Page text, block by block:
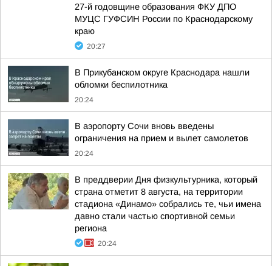
27-й годовщине образования ФКУ ДПО
МУЦС ГУФСИН России по Краснодарскому
краю
20:27
В Прикубанском округе Краснодара нашли
обломки беспилотника
20:24
В аэропорту Сочи вновь введены
ограничения на прием и вылет самолетов
20:24
В преддверии Дня физкультурника, который
страна отметит 8 августа, на территории
стадиона «Динамо» собрались те, чьи имена
давно стали частью спортивной семьи
региона
20:24